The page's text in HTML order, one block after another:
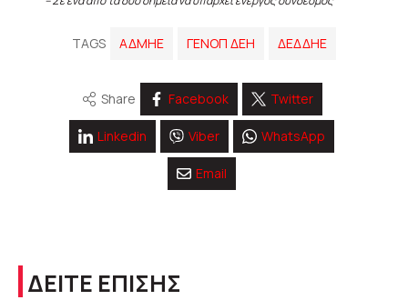
TAGS ΑΔΜΗΕ ΓΕΝΟΠ ΔΕΗ ΔΕΔΔΗΕ
Share Facebook Twitter
Linkedin Viber WhatsApp
Email
ΔΕΙΤΕ ΕΠΙΣΗΣ